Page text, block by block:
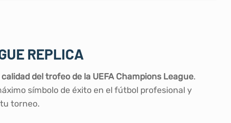
REPLICA
del trofeo de la UEFA Champions League.
símbolo de éxito en el fútbol profesional y
torneo.